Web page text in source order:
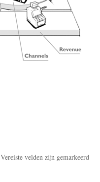
Vereiste velden zijn gemarkeerd